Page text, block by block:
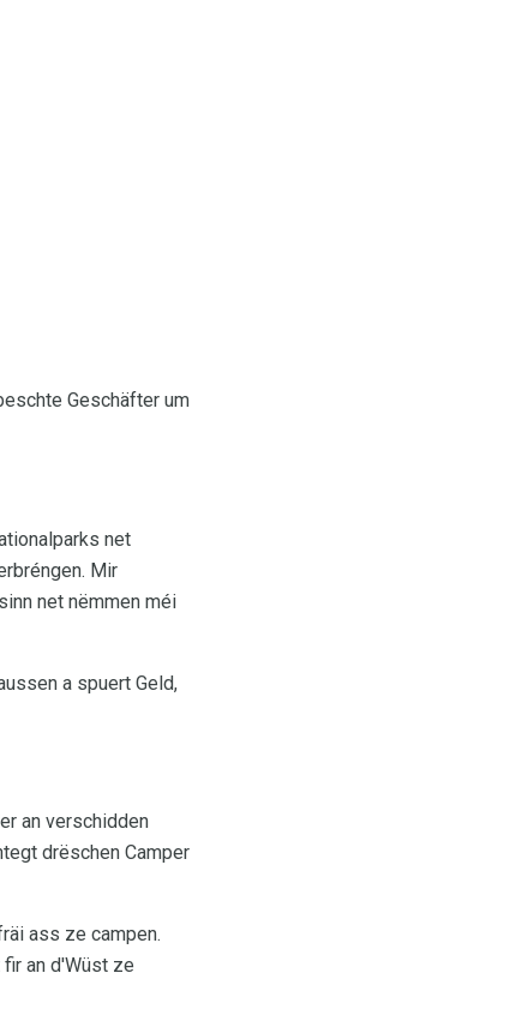
Geschäfter um
net
Mir
net nëmmen méi
a spuert Geld,
an verschidden
drëschen Camper
ass ze campen.
an d'Wüst ze